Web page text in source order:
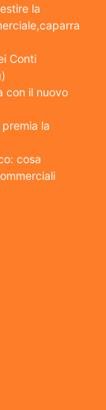
la
Conti
con il nuovo
la
cosa